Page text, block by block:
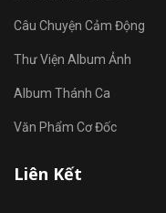
Câu Chuyện Cảm Động
Thư Viện Album Ảnh
Album Thánh Ca
Văn Phẩm Cơ Đốc
Liên Kết